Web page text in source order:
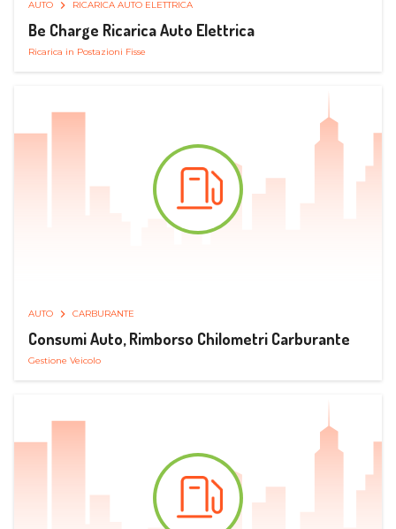
AUTO RICARICA AUTO ELETTRICA
Be Charge Ricarica Auto Elettrica
Ricarica in Postazioni Fisse
AUTO CARBURANTE
Consumi Auto, Rimborso Chilometri Carburante
Gestione Veicolo